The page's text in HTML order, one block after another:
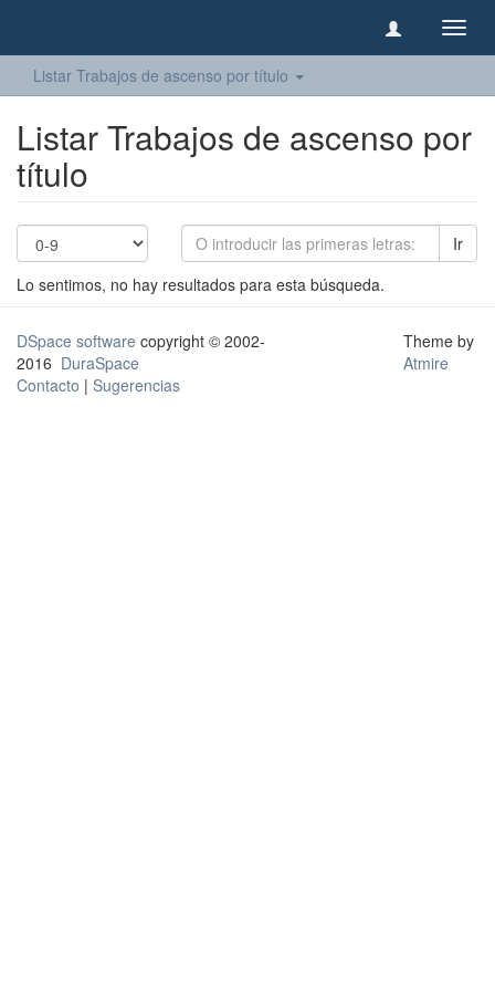
Listar Trabajos de ascenso por título
Listar Trabajos de ascenso por
título
Ir
Lo sentimos, no hay resultados para esta búsqueda.
DSpace software copyright © 2002-
2016 DuraSpace
Contacto | Sugerencias
Theme by
Atmire